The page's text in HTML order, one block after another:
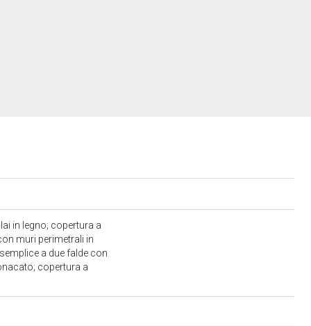
in legno; copertura a
muri perimetrali in
a due falde con
copertura a